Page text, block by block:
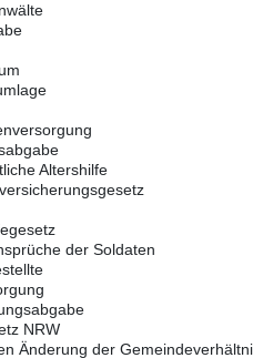
Altershilfe
der Soldaten
NRW
Änderung der